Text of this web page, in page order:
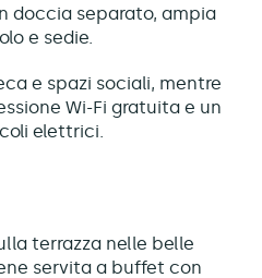
doccia separato, ampia
e sedie.
e spazi sociali, mentre
Wi-Fi gratuita e un
elettrici.
terrazza nelle belle
servita a buffet con